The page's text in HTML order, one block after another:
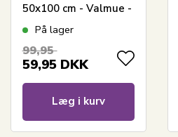
50x100 cm - Valmue -
Mørkegrå
På lager
99,95
59,95 DKK
Læg i kurv